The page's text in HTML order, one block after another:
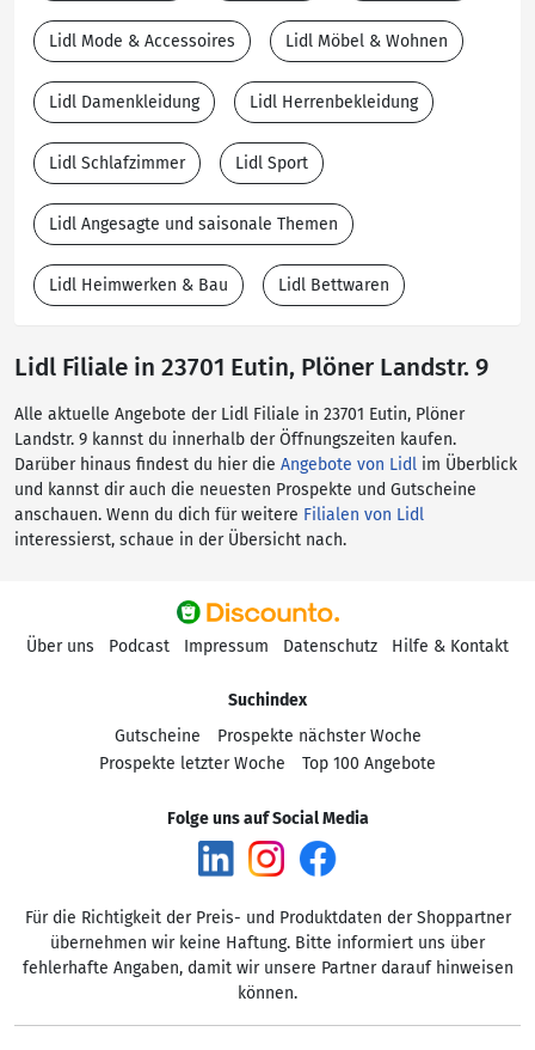
Lidl Mode & Accessoires Lidl Möbel & Wohnen
Lidl Damenkleidung Lidl Herrenbekleidung
Lidl Schlafzimmer Lidl Sport
Lidl Angesagte und saisonale Themen
Lidl Heimwerken & Bau Lidl Bettwaren
Lidl Filiale in 23701 Eutin, Plöner Landstr. 9
Alle aktuelle Angebote der Lidl Filiale in 23701 Eutin, Plöner
Landstr. 9 kannst du innerhalb der Öffnungszeiten kaufen.
Darüber hinaus findest du hier die Angebote von Lidl im Überblick
und kannst dir auch die neuesten Prospekte und Gutscheine
anschauen. Wenn du dich für weitere Filialen von Lidl
interessierst, schaue in der Übersicht nach.
Über uns Podcast Impressum Datenschutz Hilfe & Kontakt
Suchindex
Gutscheine
Prospekte nächster Woche
Prospekte letzter Woche
Top 100 Angebote
Folge uns auf Social Media
Für die Richtigkeit der Preis- und Produktdaten der Shoppartner
übernehmen wir keine Haftung. Bitte informiert uns über
fehlerhafte Angaben, damit wir unsere Partner darauf hinweisen
können.